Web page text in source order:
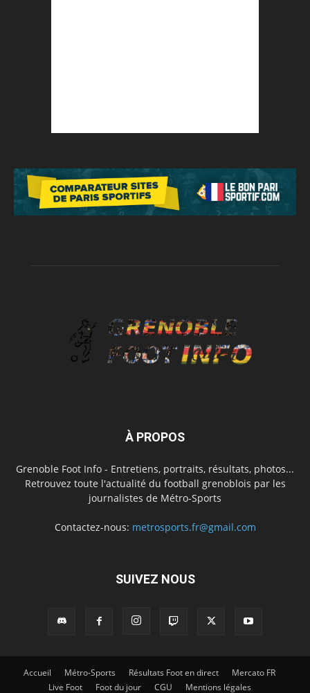
À PROPOS
Grenoble Foot Info - Entretiens, portraits, résultats, photos...
Retrouvez toute l'actualité du football grenoblois par les
journalistes de Métro-Sports
Contactez-nous: metrosports.fr@gmail.com
SUIVEZ NOUS
Accueil Métro-Sports Résultats Foot en direct
Mercato FR
Live Foot
Foot du jour CGU Mentions légales